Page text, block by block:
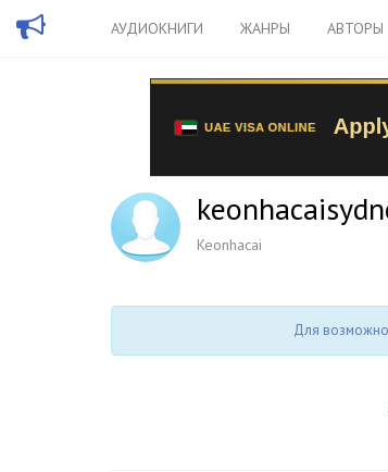
АУДИОКНИГИ ЖАНРЫ АВТОРЫ
Keonhacai
Для